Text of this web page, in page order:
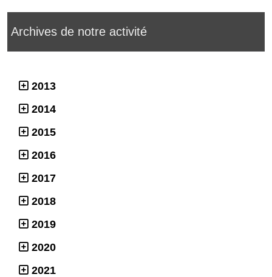
Archives de notre activité
2013
2014
2015
2016
2017
2018
2019
2020
2021